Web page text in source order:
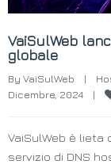
VaiSulWeb
globale
By VaiSulWeb |
Dicembre, 2024 |
VaiSulWeb è lieta
servizio di DNS